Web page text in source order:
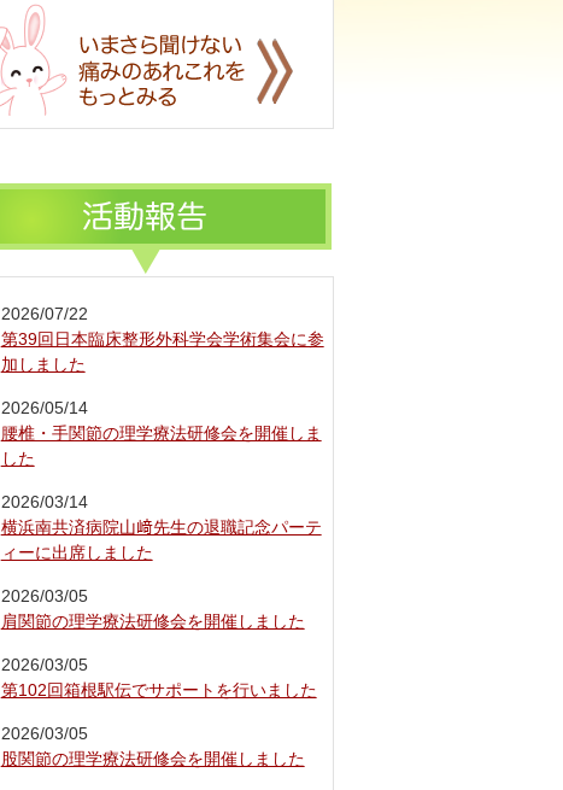
2026/07/22
第39回日本臨床整形外科学会学術集会に参
加しました
2026/05/14
腰椎・手関節の理学療法研修会を開催しま
した
2026/03/14
横浜南共済病院山﨑先生の退職記念パーテ
ィーに出席しました
2026/03/05
肩関節の理学療法研修会を開催しました
2026/03/05
第102回箱根駅伝でサポートを行いました
2026/03/05
股関節の理学療法研修会を開催しました